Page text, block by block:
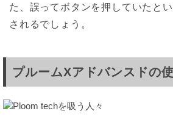
た、誤ってボタンを押していたと
されるでしょう。
プルームXアドバンスドの